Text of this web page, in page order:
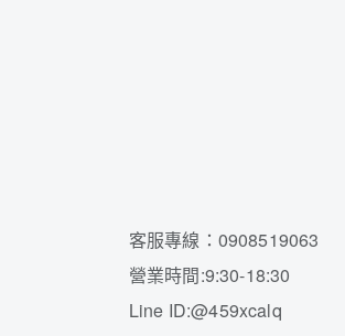
客服專線：0908519063
營業時間:9:30-18:30
Line ID:@459xcalq